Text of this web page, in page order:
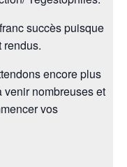
succès puisque
rendus.
encore plus
nombreuses et
vos